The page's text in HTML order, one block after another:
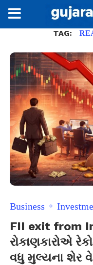
TAG:
Business
FII exit from
રોકાણકારોએ
વધુ મુલ્યના શેર